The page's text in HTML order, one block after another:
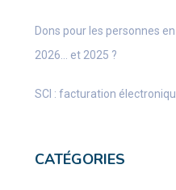
Dons pour les personnes
2026… et 2025 ?
SCI : facturation
CATÉGORIES